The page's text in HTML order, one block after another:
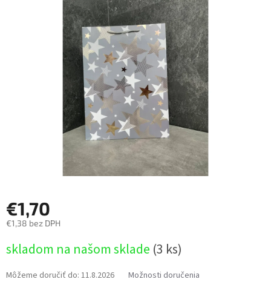
€1,70
€1,38 bez DPH
cena:
skladom na našom sklade (3 ks)
Môžeme doručiť do: 11.8.2026 Možnosti doručenia